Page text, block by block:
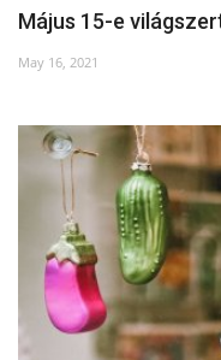
Május 15-e
May 16, 2021